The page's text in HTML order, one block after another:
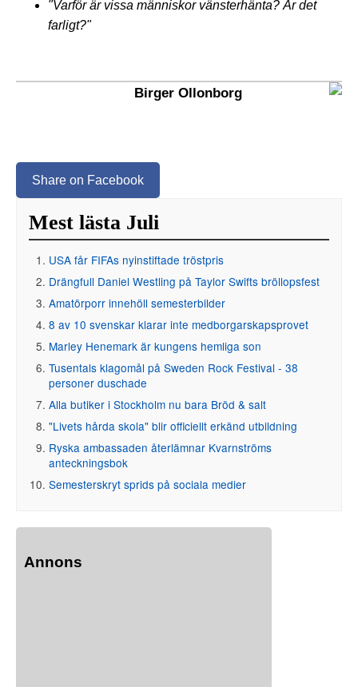
"Varför är vissa människor vänsterhänta? Är det
farligt?"
Birger Ollonborg
Share on Facebook
Mest lästa Juli
USA får FIFAs nyinstiftade tröstpris
Drängfull Daniel Westling på Taylor Swifts bröllopsfest
Amatörporr innehöll semesterbilder
8 av 10 svenskar klarar inte medborgarskapsprovet
Marley Henemark är kungens hemliga son
Tusentals klagomål på Sweden Rock Festival - 38
personer duschade
Alla butiker i Stockholm nu bara Bröd & salt
"Livets hårda skola" blir officiellt erkänd utbildning
Ryska ambassaden återlämnar Kvarnströms
anteckningsbok
Semesterskryt sprids på sociala medier
Annons